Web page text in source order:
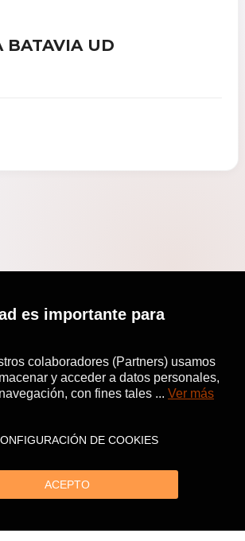
BATAVIA UD
es importante para
colaboradores (Partners) usamos
y acceder a datos personales,
con fines tales ... Ver más
DE COOKIES
ACEPTO